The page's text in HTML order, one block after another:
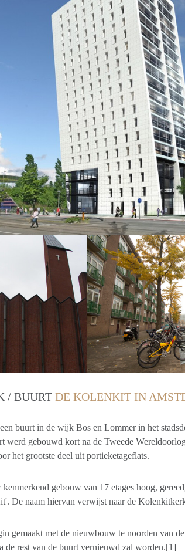
/ BUURT DE KOLENKIT IN
buurt in de wijk Bos en Lommer in het
werd gebouwd kort na de Tweede
het grootste deel uit portieketageflats.
gebouw van 17 etages hoog,
De naam hiervan verwijst naar de
gemaakt met de nieuwbouw te noorden van
de rest van de buurt vernieuwd zal worden.[1]